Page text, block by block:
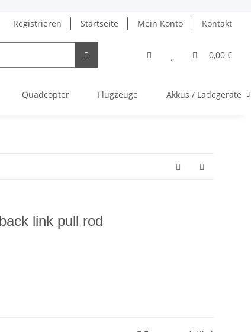
Registrieren
Startseite Mein Konto Kontakt
0,00 €
Quadcopter Flugzeuge Akkus / Ladegeräte
link pull rod